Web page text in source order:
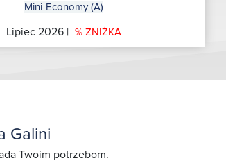
Mini-Economy (A)
Lipiec 2026 | -% ZNIŻKA
Galini
Twoim potrzebom.